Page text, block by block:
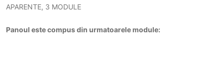
APARENTE, 3 MODULE
Panoul este compus din urmatoarele module: